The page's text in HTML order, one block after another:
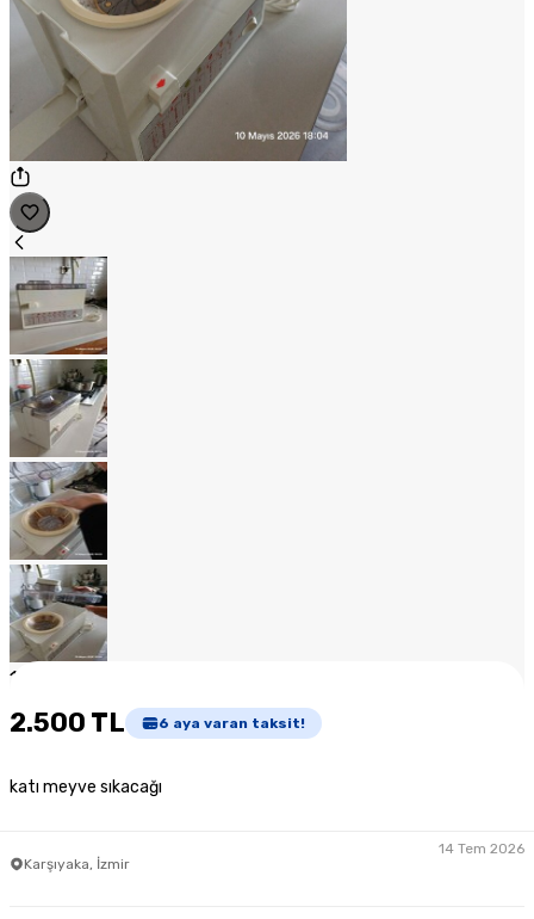
1
2.500 TL 6 aya varan taksit!
katı meyve sıkacağı
Karşıyaka, İzmir
14 Tem 2026